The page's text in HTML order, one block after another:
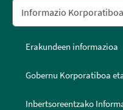
Erakundeen informazioa
Gobernu Korporatiboa
Inbertsoreentzako